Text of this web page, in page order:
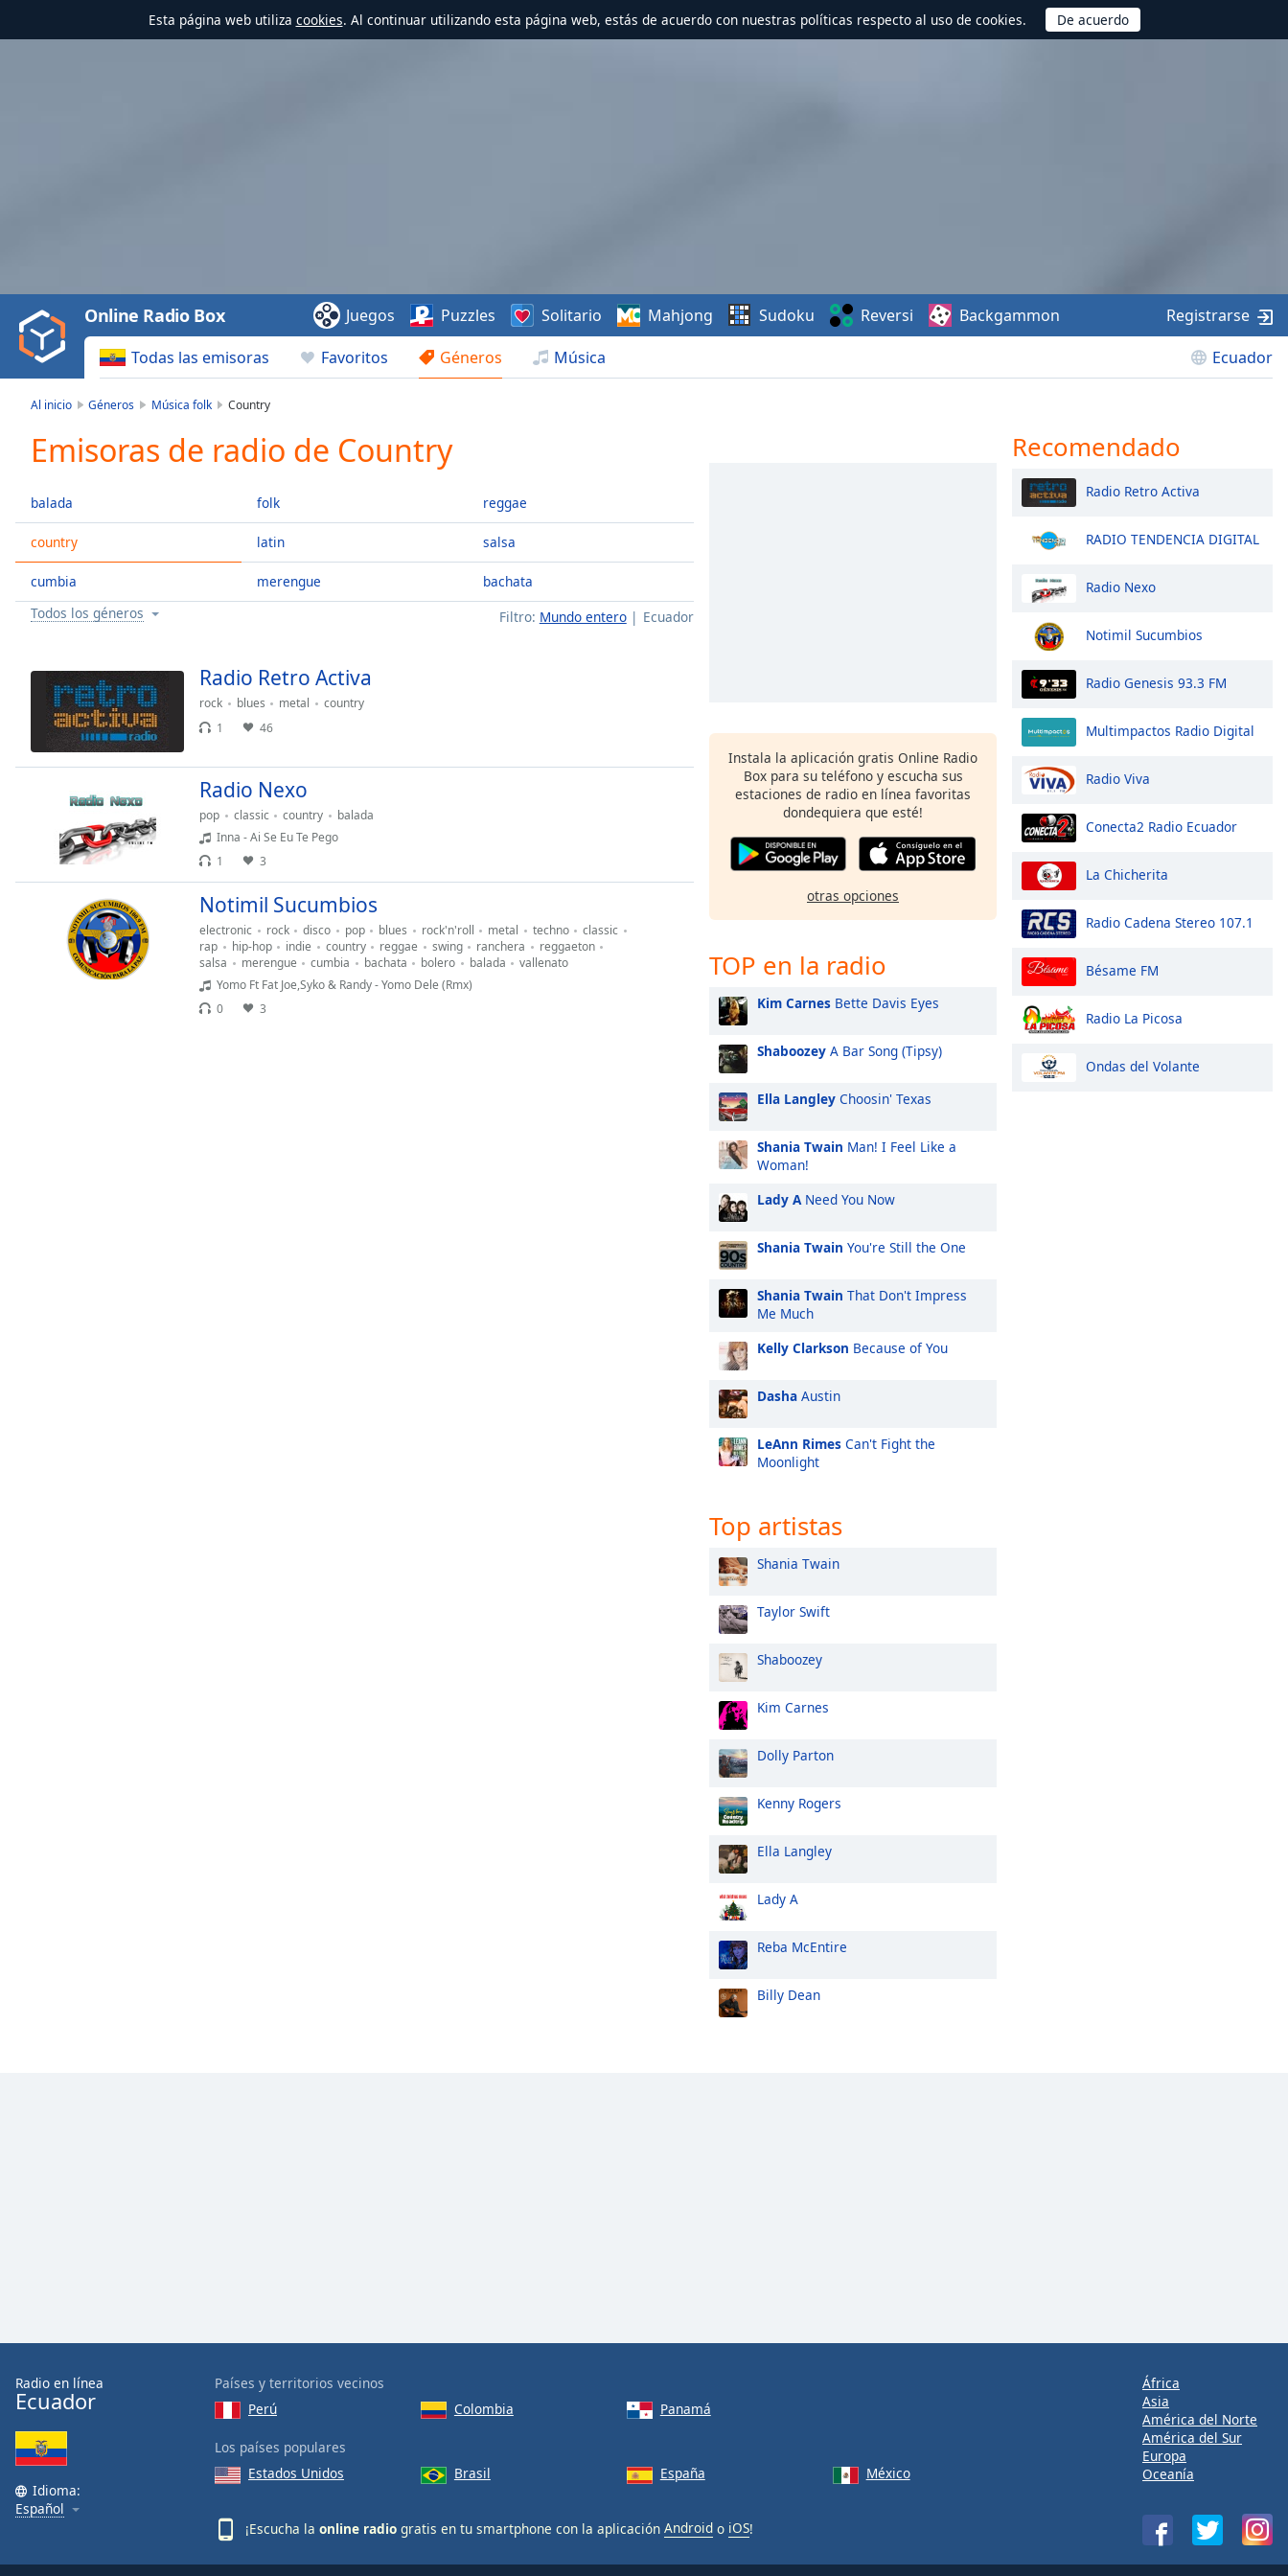
Esta página web utiliza cookies. Al continuar utilizando esta página web, estás de acuerdo con nuestras políticas respecto al uso de cookies.
Video
Play
Backward
Skip
Current
Time0:00
Duration-:-
Loaded:
0.00%
0:00
Stream
TypeLIVE
behind
LIVE
Remaining
Chapters
Descriptions
descriptions
Text
Style
Font
Family
Reset
Todas las emisoras Favoritos Géneros Música Ecuador
Online Radio Box Juegos Puzzles Solitario Mahjong Sudoku Reversi Backgammon Registrarse
Al inicio Géneros Música folk Country
Emisoras de radio de Country
balada
country
cumbia
folk
latin
merengue
reggae
salsa
bachata
Filtro: Mundo entero Ecuador
Todos los géneros
Radio Retro Activa
rock blues metal
country
1
46
Radio Nexo
pop classic country
balada
Inna - Ai Se Eu Te Pego
1
3
Notimil Sucumbios
electronic rock disco pop blues rock'n'roll metal techno
classic
rap
hip-hop indie country reggae swing ranchera
reggaeton
salsa
merengue cumbia bachata bolero balada
vallenato
Yomo Ft Fat Joe,Syko & Randy - Yomo Dele (Rmx)
0
3
Instala la aplicación gratis Online Radio
Box para su teléfono y escucha sus
estaciones de radio en línea favoritas
dondequiera que esté!
otras opciones
TOP en la radio
Kim Carnes Bette Davis Eyes
Shaboozey A Bar Song (Tipsy)
Ella Langley Choosin' Texas
Shania Twain Man! I Feel Like a
Woman!
Lady ANeed You Now
Shania Twain You're Still the One
Shania Twain That Don't Impress
Me Much
Kelly Clarkson Because of You
Dasha Austin
LeAnn Rimes Can't Fight the
Moonlight
Top artistas
Shania Twain
Taylor Swift
Shaboozey
Kim Carnes
Dolly Parton
Kenny Rogers
Ella Langley
Lady A
Reba McEntire
Billy Dean
Recomendado
Radio Retro Activa
RADIO TENDENCIA DIGITAL
Radio Nexo
Notimil Sucumbios
Radio Genesis 93.3 FM
Multimpactos Radio Digital
Radio Viva
Conecta2 Radio Ecuador
La Chicherita
Radio Cadena Stereo 107.1
Bésame FM
Radio La Picosa
Ondas del Volante
Radio en línea
Ecuador
Idioma:
Español
Países y territorios vecinos
Perú
Colombia Panamá
Los países populares
Estados Unidos
Brasil España México
¡Escucha la online radio gratis en tu smartphone con la aplicación Android o iOS!
África
Asia
América del Norte
América del Sur
Europa
Oceanía